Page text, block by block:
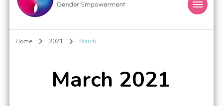
Gender
Empowerment 性別
空間
Home 2021 March
March 2021